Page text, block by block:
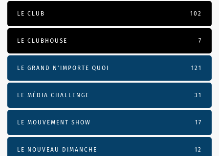
LE CLUB 102
LE CLUBHOUSE 7
LE GRAND N’IMPORTE QUOI 121
LE MÉDIA CHALLENGE 31
LE MOUVEMENT SHOW 17
LE NOUVEAU DIMANCHE 12